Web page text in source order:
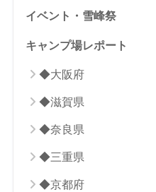
イベント・雪峰祭
キャンプ場レポート
◆大阪府
◆滋賀県
◆奈良県
◆三重県
◆京都府